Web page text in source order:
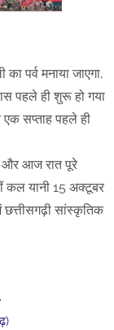
पर्व मनाया जाएगा,
पहले ही शुरू हो गया
एक सप्ताह पहले ही
और आज रात पूरे
कल यानी 15 अक्टूबर
छत्तीसगढ़ी सांस्कृतिक